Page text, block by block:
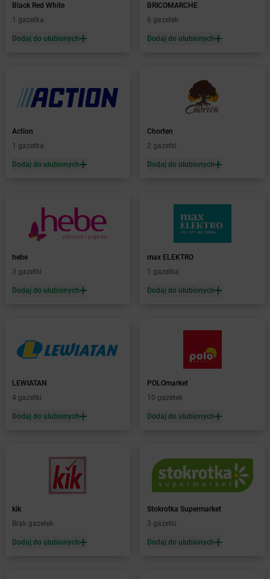
Żabka Bąków
Żabka
Żabka Barcin
Żabka Barczewo
Żabka
Żabka Barniewice
Żabka Bartąg
Barwałd Średni
Barwice
Żabka Bażanowice
Żabka
Żabka Bełchatów
Żabka Bełsznica
Żabka
Bezrzecze
Żabka Biała
Żabka
Biała Druga
Żabka Biała Podlaska
Białka
Białka Tatrzańska
Białobrzegi
Żabka
Żabka Białogóra
Żabka Białośliwie
Black Red White
1 gazetka
Dodaj do ulubionych
BRICOMARCHE
6 gazetek
Dodaj do ulubionych
Action
1 gazetka
Dodaj do ulubionych
Chorten
2 gazetki
Dodaj do ulubionych
hebe
3 gazetki
Dodaj do ulubionych
max ELEKTRO
1 gazetka
Dodaj do ulubionych
LEWIATAN
4 gazetki
Dodaj do ulubionych
POLOmarket
10 gazetek
Dodaj do ulubionych
kik
Brak gazetek
Dodaj do ulubionych
Stokrotka Supermarket
3 gazetki
Dodaj do ulubionych